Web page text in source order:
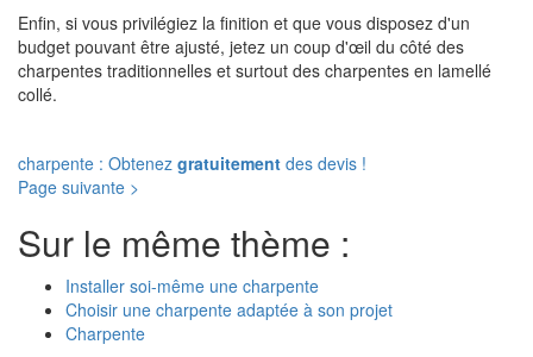
Enfin, si vous privilégiez la finition et que vous disposez d'un
budget pouvant être ajusté, jetez un coup d'œil du côté des
charpentes traditionnelles et surtout des charpentes en lamellé
collé.
charpente : Obtenez gratuitement des devis !
Page suivante >
Sur le même thème :
Installer soi-même une charpente
Choisir une charpente adaptée à son projet
Charpente